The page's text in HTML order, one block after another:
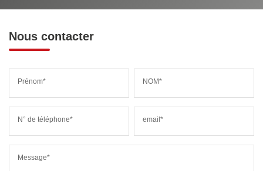
Nous contacter
Prénom* NOM*
N° de téléphone* email*
Message*